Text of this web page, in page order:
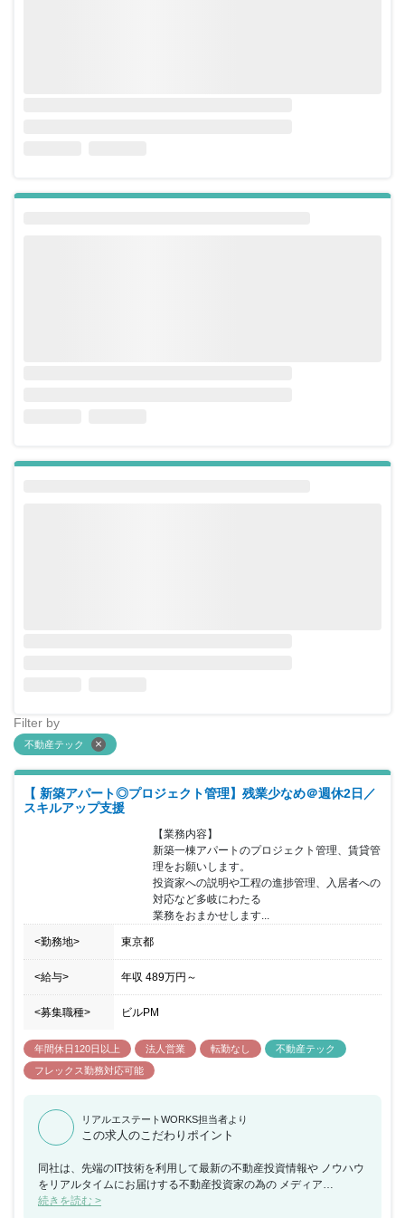
Filter by
不動産テック
【 新築アパート◎プロジェクト管理】残業少なめ＠週休2日／
スキルアップ支援
【業務内容】
新築一棟アパートのプロジェクト管理、賃貸管
理をお願いします。
投資家への説明や工程の進捗管理、入居者への
対応など多岐にわたる
業務をおまかせします...
<勤務地> 東京都
<給与> 年収 489万円 ～
<募集職種> ビルPM
年間休日120日以上 法人営業 転勤なし
不動産テック
フレックス勤務対応可能
リアルエステートWORKS担当者より
この求人のこだわりポイント
同社は、先端のIT技術を利用して最新の不動産投資情報や ノウハウ
をリアルタイムにお届けする不動産投資家の為の メディア
「INVEST ONLINE」を通じて、 投資家の皆様と常に「―不動産投
続きを読む >